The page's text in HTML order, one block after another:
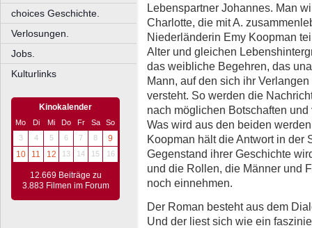
choices Geschichte.
Verlosungen.
Jobs.
Kulturlinks
Kinokalender
Mo Di Mi Do Fr Sa
So
3
4 5 6 7 8
9
10
11 12 13 14 15 16
12.669 Beiträge zu
3.883 Filmen im Forum
Lebenspartner Johannes. Man
Charlotte, die mit A.
Niederländerin Emy Koopman
Alter und gleichen
das weibliche Begehren, das
Mann, auf den sich ihr
versteht. So werden die
nach möglichen Botschaften
Was wird aus den beiden
Koopman hält die Antwort in der
Gegenstand ihrer Geschichte
und die Rollen, die Männer und
noch einnehmen.
Der Roman besteht aus dem
Und der liest sich wie ein